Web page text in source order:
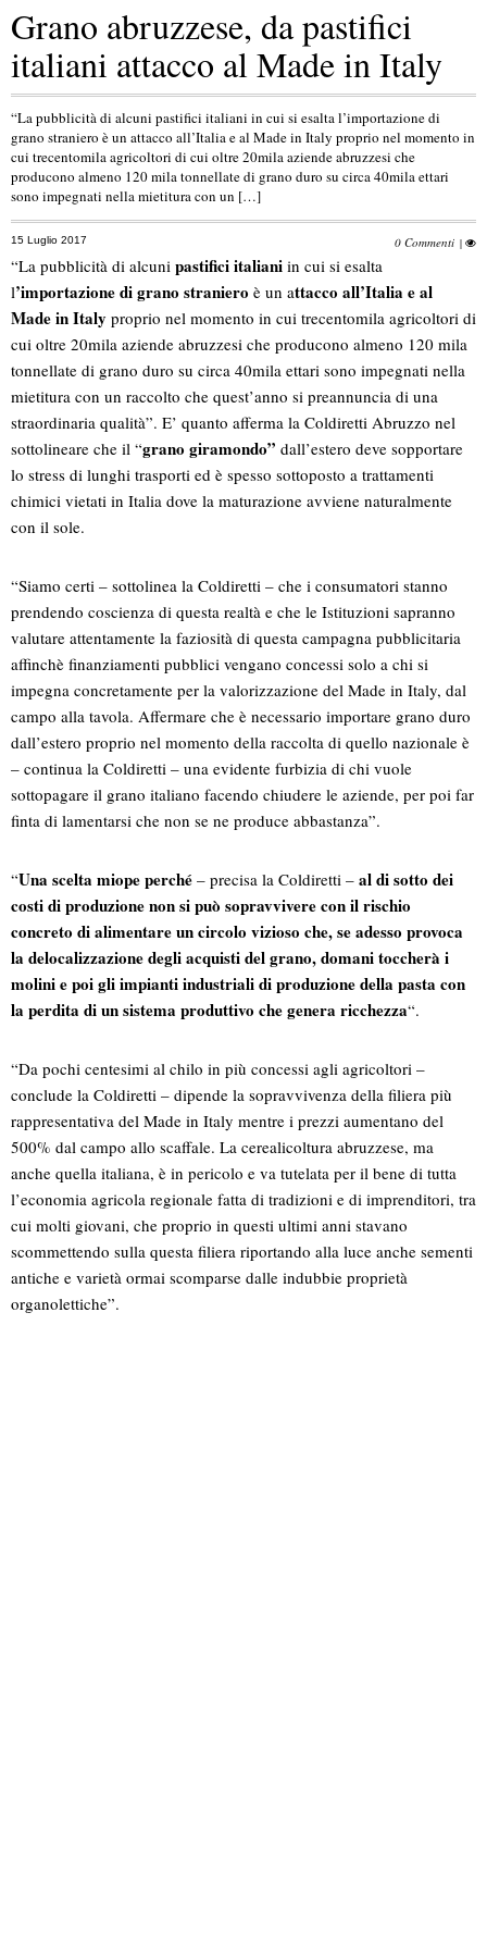
Grano abruzzese, da pastifici
italiani attacco al Made in Italy
“La pubblicità di alcuni pastifici italiani in cui si esalta l’importazione di
grano straniero è un attacco all’Italia e al Made in Italy proprio nel momento in
cui trecentomila agricoltori di cui oltre 20mila aziende abruzzesi che
producono almeno 120 mila tonnellate di grano duro su circa 40mila ettari
sono impegnati nella mietitura con un […]
15 Luglio 2017 0 Commenti |
“La pubblicità di alcuni pastifici italiani in cui si esalta
l’importazione di grano straniero è un attacco all’Italia e al
Made in Italy proprio nel momento in cui trecentomila agricoltori di
cui oltre 20mila aziende abruzzesi che producono almeno 120 mila
tonnellate di grano duro su circa 40mila ettari sono impegnati nella
mietitura con un raccolto che quest’anno si preannuncia di una
straordinaria qualità”. E’ quanto afferma la Coldiretti Abruzzo nel
sottolineare che il “grano giramondo” dall’estero deve sopportare
lo stress di lunghi trasporti ed è spesso sottoposto a trattamenti
chimici vietati in Italia dove la maturazione avviene naturalmente
con il sole.
“Siamo certi – sottolinea la Coldiretti – che i consumatori stanno
prendendo coscienza di questa realtà e che le Istituzioni sapranno
valutare attentamente la faziosità di questa campagna pubblicitaria
affinchè finanziamenti pubblici vengano concessi solo a chi si
impegna concretamente per la valorizzazione del Made in Italy, dal
campo alla tavola. Affermare che è necessario importare grano duro
dall’estero proprio nel momento della raccolta di quello nazionale è
– continua la Coldiretti – una evidente furbizia di chi vuole
sottopagare il grano italiano facendo chiudere le aziende, per poi far
finta di lamentarsi che non se ne produce abbastanza”.
“Una scelta miope perché – precisa la Coldiretti – al di sotto dei
costi di produzione non si può sopravvivere con il rischio
concreto di alimentare un circolo vizioso che, se adesso provoca
la delocalizzazione degli acquisti del grano, domani toccherà i
molini e poi gli impianti industriali di produzione della pasta con
la perdita di un sistema produttivo che genera ricchezza“.
“Da pochi centesimi al chilo in più concessi agli agricoltori –
conclude la Coldiretti – dipende la sopravvivenza della filiera più
rappresentativa del Made in Italy mentre i prezzi aumentano del
500% dal campo allo scaffale. La cerealicoltura abruzzese, ma
anche quella italiana, è in pericolo e va tutelata per il bene di tutta
l’economia agricola regionale fatta di tradizioni e di imprenditori, tra
cui molti giovani, che proprio in questi ultimi anni stavano
scommettendo sulla questa filiera riportando alla luce anche sementi
antiche e varietà ormai scomparse dalle indubbie proprietà
organolettiche”.